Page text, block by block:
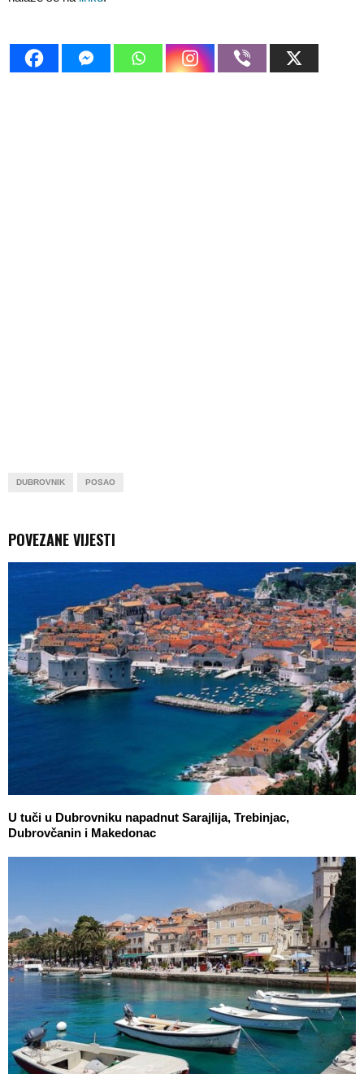
DUBROVNIK POSAO
POVEZANE VIJESTI
U tuči u Dubrovniku napadnut Sarajlija, Trebinjac,
Dubrovčanin i Makedonac